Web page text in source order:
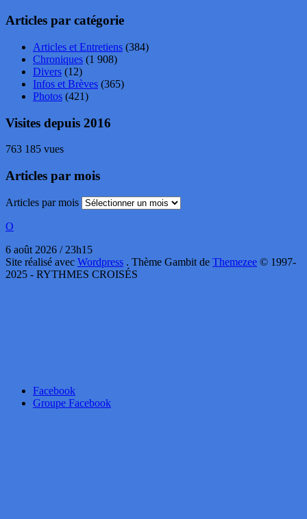
Articles par catégorie
Articles et Entretiens (384)
Chroniques (1 908)
Divers (12)
Infos et Brèves (365)
Photos (421)
Visites depuis 2016
763 185 vues
Articles par mois
Articles par mois
O
6 août 2026 / 23h15
Site réalisé avec Wordpress . Thème Gambit de Themezee © 1997-
2025 - RYTHMES CROISÉS
Facebook
Groupe Facebook